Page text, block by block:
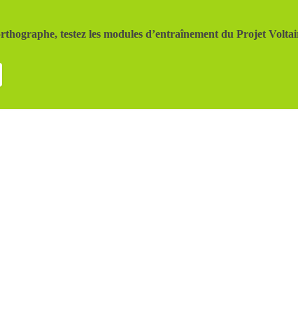
testez les modules d’entraînement du Projet